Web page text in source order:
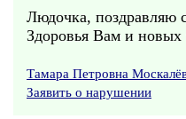
Людочка, поздравляю
Здоровья Вам и новых
Тамара Петровна
Заявить о нарушении